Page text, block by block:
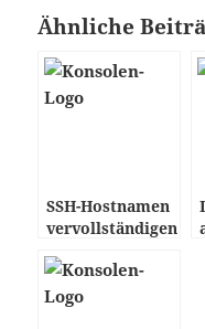
Ähnliche
SSH-Hostnamen
vervollständigen